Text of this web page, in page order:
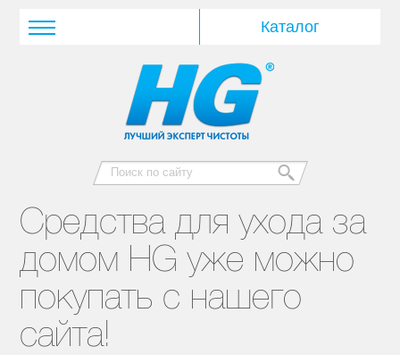
Средства для ухода за
домом HG уже можно
покупать с нашего
сайта!